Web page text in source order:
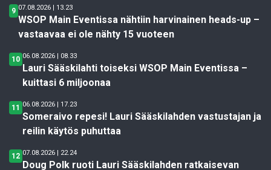
9 07.08.2026 | 13.23
WSOP Main Eventissa nähtiin harvinainen heads-up –
vastaavaa ei ole nähty 15 vuoteen
10 06.08.2026 | 08.33
Lauri Sääskilahti toiseksi WSOP Main Eventissa –
kuittasi 6 miljoonaa
11 06.08.2026 | 17.23
Someraivo repesi! Lauri Sääskilahden vastustajan ja
reilin käytös puhuttaa
12 07.08.2026 | 22.24
Doug Polk ruoti Lauri Sääskilahden ratkaisevan